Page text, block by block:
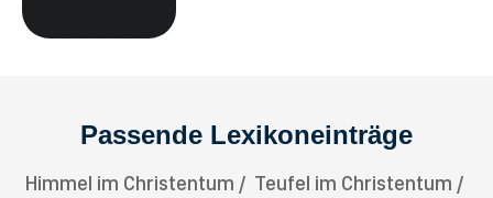
Passende Lexikoneinträge
Himmel im Christentum
Teufel im Christentum